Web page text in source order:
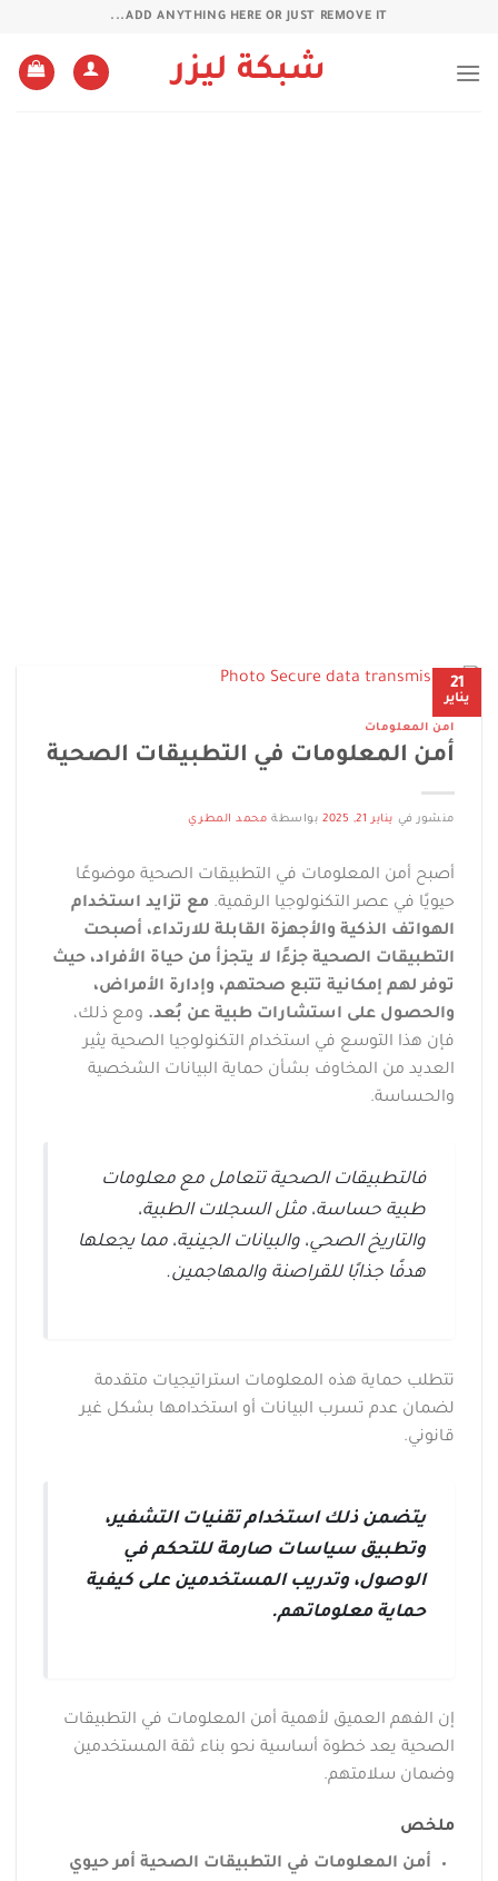
ADD ANYTHING HERE OR JUST REMOVE IT...
شبكة ليزر
21
يناير
امن المعلومات
أمن المعلومات في التطبيقات الصحية
منشور في يناير 21, 2025 بواسطة محمد المطري
أصبح أمن المعلومات في التطبيقات الصحية موضوعًا
حيويًا في عصر التكنولوجيا الرقمية. مع تزايد استخدام
الهواتف الذكية والأجهزة القابلة للارتداء، أصبحت
التطبيقات الصحية جزءًا لا يتجزأ من حياة الأفراد، حيث
توفر لهم إمكانية تتبع صحتهم، وإدارة الأمراض،
والحصول على استشارات طبية عن بُعد. ومع ذلك،
فإن هذا التوسع في استخدام التكنولوجيا الصحية يثير
العديد من المخاوف بشأن حماية البيانات الشخصية
والحساسة.
فالتطبيقات الصحية تتعامل مع معلومات
طبية حساسة، مثل السجلات الطبية،
والتاريخ الصحي، والبيانات الجينية، مما يجعلها
هدفًا جذابًا للقراصنة والمهاجمين.
تتطلب حماية هذه المعلومات استراتيجيات متقدمة
لضمان عدم تسرب البيانات أو استخدامها بشكل غير
قانوني.
يتضمن ذلك استخدام تقنيات التشفير،
وتطبيق سياسات صارمة للتحكم في
الوصول، وتدريب المستخدمين على كيفية
حماية معلوماتهم.
إن الفهم العميق لأهمية أمن المعلومات في التطبيقات
الصحية يعد خطوة أساسية نحو بناء ثقة المستخدمين
وضمان سلامتهم.
ملخص
أمن المعلومات في التطبيقات الصحية أمر حيوي